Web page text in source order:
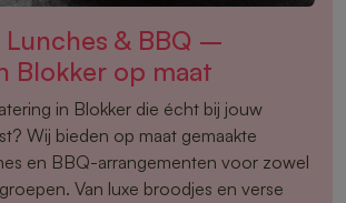
Lunches & BBQ –
Blokker op maat
in Blokker die écht bij jouw
Wij bieden op maat gemaakte
en BBQ-arrangementen voor zowel
Van luxe broodjes en verse